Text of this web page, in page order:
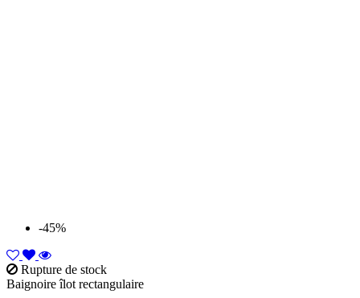
-45%
Rupture de stock
Baignoire îlot rectangulaire